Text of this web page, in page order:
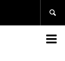

